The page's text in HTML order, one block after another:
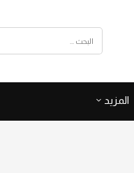
المزيد